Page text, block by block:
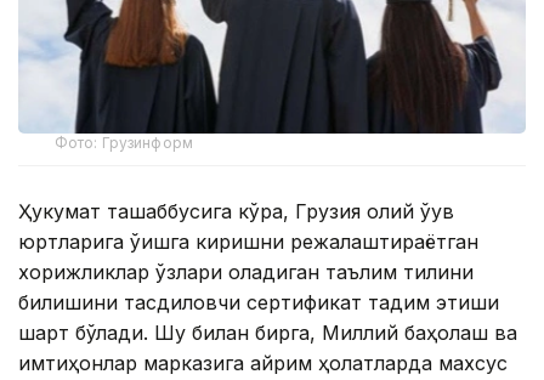
Фото: Грузинформ
Ҳукумат ташаббусига кўра, Грузия олий ўқув
юртларига ўқишга киришни режалаштираётган
хорижликлар ўзлари оладиган таълим тилини
билишини тасдиқловчи сертификат тақдим этиши
шарт бўлади. Шу билан бирга, Миллий баҳолаш ва
имтиҳонлар марказига айрим ҳолатларда махсус